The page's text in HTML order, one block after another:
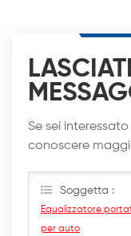
Se sei
conoscere
Soggetta :
Equalizzatore
per auto